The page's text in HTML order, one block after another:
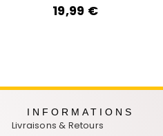
19,99 €
INFORMATIONS
Livraisons & Retours